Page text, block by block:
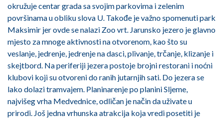
okružuje centar grada sa svojim parkovima i zelenim
površinama u obliku slova U. Takođe je važno spomenuti park
Maksimir jer ovde se nalazi Zoo vrt. Jarunsko jezero je glavno
mjesto za mnoge aktivnosti na otvorenom, kao što su
veslanje, jedrenje, jedrenje na dasci, plivanje, trčanje, klizanje i
skejtbord. Na periferiji jezera postoje brojni restorani i noćni
klubovi koji su otvoreni do ranih jutarnjih sati. Do jezera se
lako dolazi tramvajem. Planinarenje po planini Sljeme,
najvišeg vrha Medvednice, odličan je način da uživate u
prirodi. Još jedna vrhunska atrakcija koja vredi posetiti je